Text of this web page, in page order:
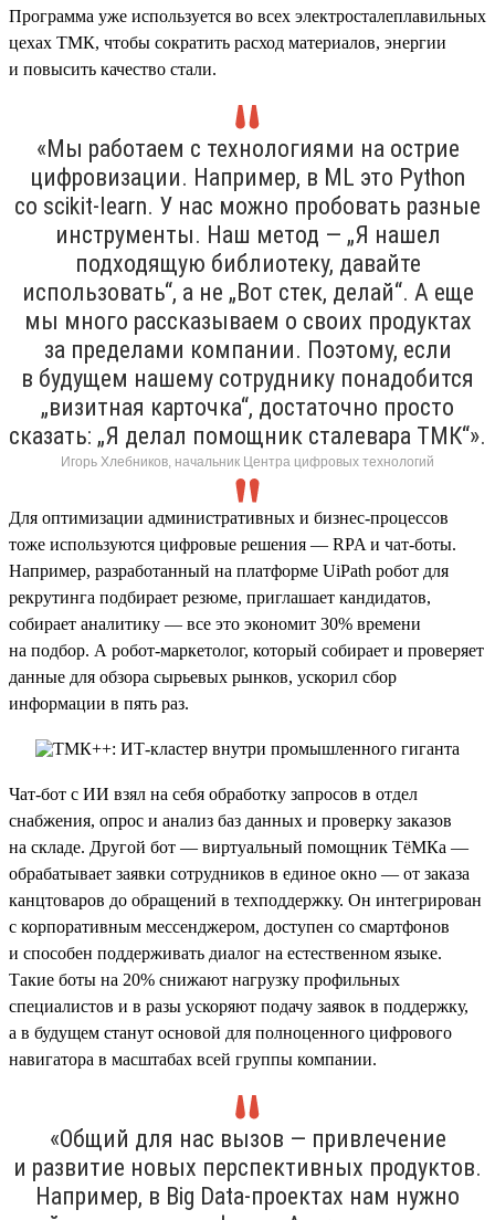
Программа уже используется во всех электросталеплавильных
цехах ТМК, чтобы сократить расход материалов, энергии
и повысить качество стали.
«Мы работаем с технологиями на острие
цифровизации. Например, в ML это Python
со scikit-learn. У нас можно пробовать разные
инструменты. Наш метод — „Я нашел
подходящую библиотеку, давайте
использовать“, а не „Вот стек, делай“. А еще
мы много рассказываем о своих продуктах
за пределами компании. Поэтому, если
в будущем нашему сотруднику понадобится
„визитная карточка“, достаточно просто
сказать: „Я делал помощник сталевара ТМК“».
Игорь Хлебников, начальник Центра цифровых технологий
Для оптимизации административных и бизнес-процессов
тоже используются цифровые решения — RPA и чат-боты.
Например, разработанный на платформе UiPath робот для
рекрутинга подбирает резюме, приглашает кандидатов,
собирает аналитику — все это экономит 30% времени
на подбор. А робот-маркетолог, который собирает и проверяет
данные для обзора сырьевых рынков, ускорил сбор
информации в пять раз.
Чат-бот с ИИ взял на себя обработку запросов в отдел
снабжения, опрос и анализ баз данных и проверку заказов
на складе. Другой бот — виртуальный помощник ТёМКа —
обрабатывает заявки сотрудников в единое окно — от заказа
канцтоваров до обращений в техподдержку. Он интегрирован
с корпоративным мессенджером, доступен со смартфонов
и способен поддерживать диалог на естественном языке.
Такие боты на 20% снижают нагрузку профильных
специалистов и в разы ускоряют подачу заявок в поддержку,
а в будущем станут основой для полноценного цифрового
навигатора в масштабах всей группы компании.
«Общий для нас вызов — привлечение
и развитие новых перспективных продуктов.
Например, в Big Data-проектах нам нужно